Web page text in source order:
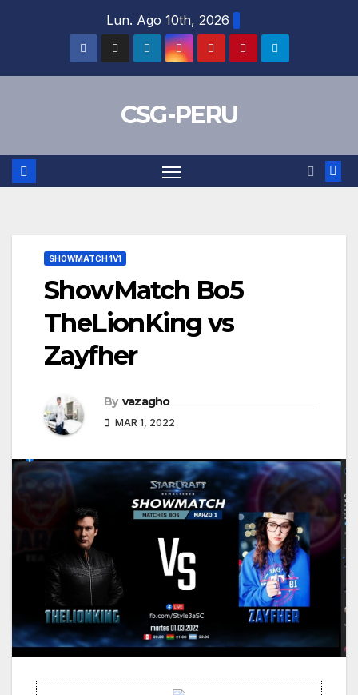
Lun. Ago 10th, 2026
CSG-PERU
SHOWMATCH 1V1
ShowMatch Bo5
TheLionKing vs
Zayfher
By vazagho
MAR 1, 2022